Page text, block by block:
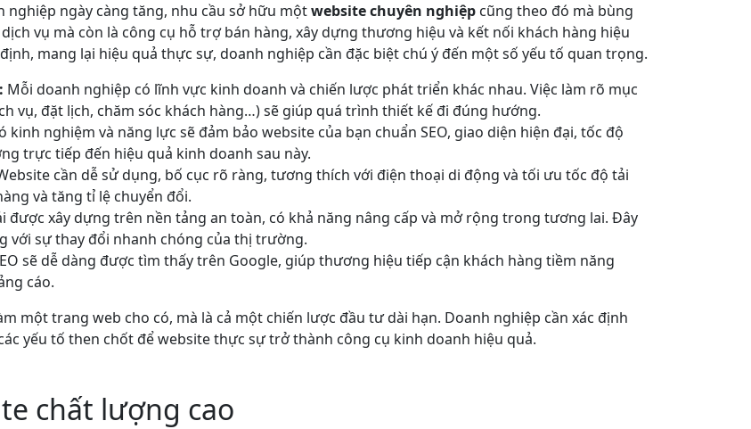
ngày càng tăng, nhu cầu sở hữu mộtwebsite chuyên nghiệp cũng theo đó mà bùng
vụ mà còn là công cụ hỗ trợ bán hàng, xây dựng thương hiệu và kết nối khách hàng hiệu
mang lại hiệu quả thực sự, doanh nghiệp cần đặc biệt chú ý đến một số yếu tố quan trọng.
Mỗi doanh nghiệp có lĩnh vực kinh doanh và chiến lược phát triển khác nhau. Việc làm rõ mục
vụ, đặt lịch, chăm sóc khách hàng…) sẽ giúp quá trình thiết kế đi đúng hướng.
kinh nghiệm và năng lực sẽ đảm bảo website của bạn chuẩn SEO, giao diện hiện đại, tốc độ
trực tiếp đến hiệu quả kinh doanh sau này.
cần dễ sử dụng, bố cục rõ ràng, tương thích với điện thoại di động và tối ưu tốc độ tải
và tăng tỉ lệ chuyển đổi.
được xây dựng trên nền tảng an toàn, có khả năng nâng cấp và mở rộng trong tương lai. Đây
với sự thay đổi nhanh chóng của thị trường.
sẽ dễ dàng được tìm thấy trên Google, giúp thương hiệu tiếp cận khách hàng tiềm năng
cáo.
một trang web cho có, mà là cả một chiến lược đầu tư dài hạn. Doanh nghiệp cần xác định
yếu tố then chốt để website thực sự trở thành công cụ kinh doanh hiệu quả.
chất lượng cao